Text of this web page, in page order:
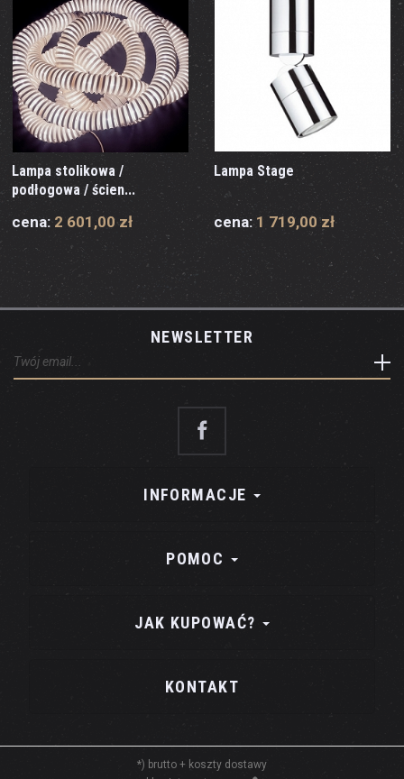
Lampa stolikowa /
podłogowa / ścien...
cena: 2 601,00 zł
Lampa Stage
cena: 1 719,00 zł
NEWSLETTER
INFORMACJE
POMOC
JAK KUPOWAĆ?
KONTAKT
*) brutto + koszty dostawy